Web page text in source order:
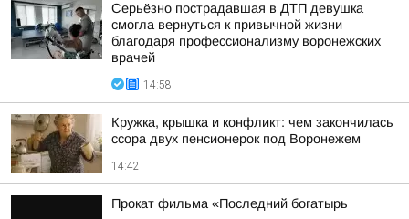
Серьёзно пострадавшая в ДТП девушка
смогла вернуться к привычной жизни
благодаря профессионализму воронежских
врачей
14:58
Кружка, крышка и конфликт: чем закончилась
ссора двух пенсионерок под Воронежем
14:42
Прокат фильма «Последний богатырь